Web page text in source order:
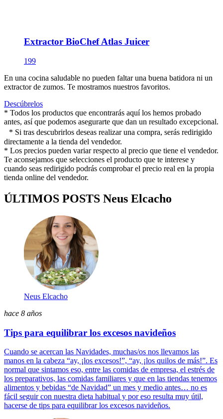
Extractor BioChef Atlas Juicer
199
En una cocina saludable no pueden faltar una buena batidora ni un
extractor de zumos. Te mostramos nuestros favoritos.
Descúbrelos
* Todos los productos que encontrarás aquí los hemos probado
antes, así que podemos asegurarte que dan un resultado excepcional.
* Si tras descubrirlos deseas realizar una compra, serás redirigido
directamente a la tienda del vendedor.
* Los precios pueden variar respecto al precio que tiene el vendedor.
Te aconsejamos que selecciones el producto que te interese y
cuando seas redirigido podrás comprobar el precio real en la propia
tienda online del vendedor.
ÚLTIMOS POSTS Neus Elcacho
Neus Elcacho
hace 8 años
Tips para equilibrar los excesos navideños
Cuando se acercan las Navidades, muchas/os nos llevamos las
manos en la cabeza “ay, ¡los excesos!”, “ay, ¡los quilos de más!”. Es
normal que sintamos eso, entre las comidas de empresa, el estrés de
los preparativos, las comidas familiares y que en las tiendas tenemos
alimentos y bebidas “de Navidad” un mes y medio antes… no es
fácil seguir con nuestra dieta habitual y por eso resulta muy útil,
hacerse de tips para equilibrar los excesos navideños.